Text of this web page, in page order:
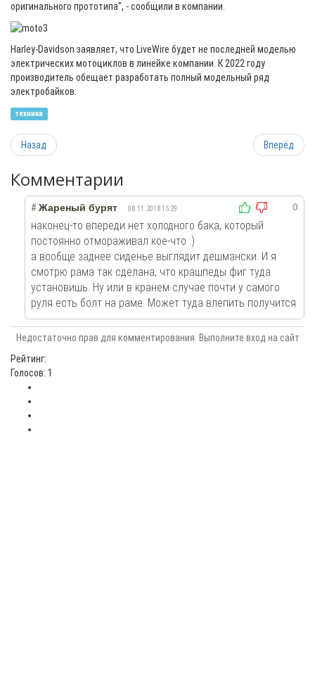
оригинального прототипа", - сообщили в компании.
Harley-Davidson заявляет, что LiveWire будет не последней моделью
электрических мотоциклов в линейке компании. К 2022 году
производитель обещает разработать полный модельный ряд
электробайков.
техника
Назад Вперёд
Комментарии
0
# Жареный бурят 08.11.2018 15:29
наконец-то впереди нет холодного бака, который
постоянно отмораживал кое-что :)
а вообще заднее сиденье выглядит дешмански. И я
смотрю рама так сделана, что крашпеды фиг туда
установишь. Ну или в кранем случае почти у самого
руля есть болт на раме. Может туда влепить получится
Недостаточно прав для комментирования. Выполните вход на сайт
Рейтинг:
Голосов: 1